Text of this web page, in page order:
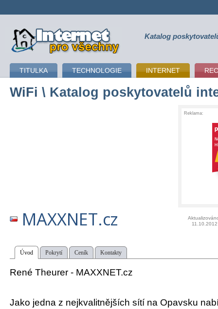
připojení k internetu Katalog
TITULKA TECHNOLOGIE INTERNET
WiFi \ Katalog poskytovatelů
Reklama:
MAXXNET.cz
11.10.2012
Úvod Pokrytí Ceník Kontakty
René Theurer - MAXXNET.cz
Jako jedna z nejkvalitnějších sítí na Opavsku